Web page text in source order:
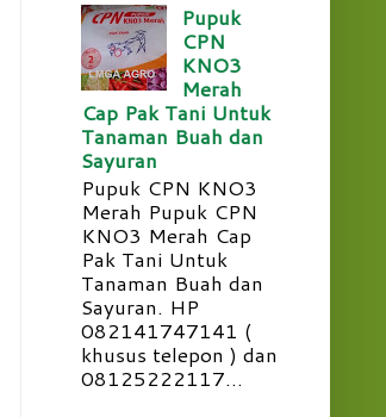
Pupuk
CPN
KNO3
Merah
Cap Pak Tani Untuk
Tanaman Buah dan
Sayuran
Pupuk CPN KNO3
Merah Pupuk CPN
KNO3 Merah Cap
Pak Tani Untuk
Tanaman Buah dan
Sayuran. HP
082141747141 (
khusus telepon ) dan
08125222117...